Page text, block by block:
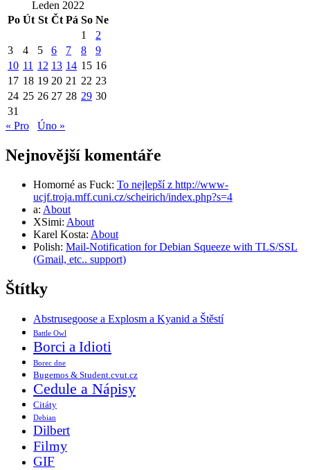
Leden 2022
Po Út St Čt Pá So Ne
1
2
3
4 5 6 7 8
9
10 11 12 13 14 15 16
17 18 19 20 21 22 23
24 25 26 27 28 29 30
31
« Pro
Úno »
Nejnovější komentáře
Homorné as Fuck: To nejlepší z http://www-
ucjf.troja.mff.cuni.cz/scheirich/index.php?s=4
a: About
XSimi: About
Karel Kosta: About
Polish: Mail-Notification for Debian Squeeze with TLS/SSL
(Gmail, etc.. support)
Štítky
Abstrusegoose a Explosm a Kyanid a Štěstí
Battle Owl
Borci a Idioti
Borec dne
Bugemos & Student.cvut.cz
Cedule a Nápisy
Citáty
Debian
Dilbert
Filmy
GIF